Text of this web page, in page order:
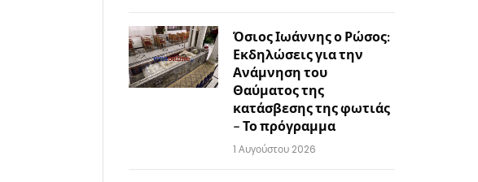
Όσιος Ιωάννης ο Ρώσος:
Εκδηλώσεις για την
Ανάμνηση του
Θαύματος της
κατάσβεσης της φωτιάς
– Το πρόγραμμα
1 Αυγούστου 2026